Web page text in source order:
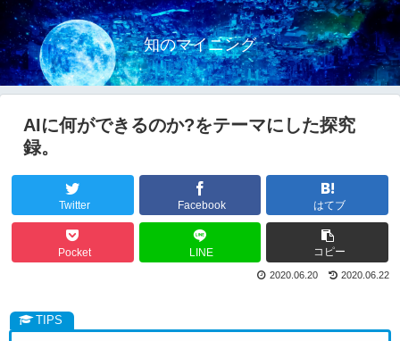
知のマイニング
AIに何ができるのか?をテーマにした探究
録。
Twitter Facebook はてブ
Pocket LINE コピー
2020.06.22
2020.06.20